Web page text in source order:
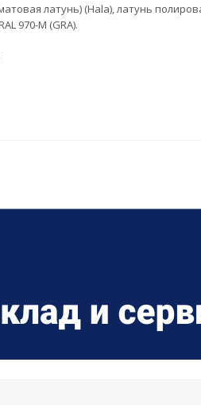
латунь) (Hala), латунь
970-M (GRA).